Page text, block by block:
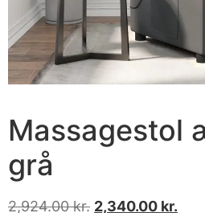
Massagestol
grå
2,924.00kr. 2,340.00 kr.